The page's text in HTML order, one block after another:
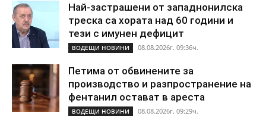
Най-застрашени от западнонилска
треска са хората над 60 години и
тези с имунен дефицит
ВОДЕЩИ НОВИНИ 08.08.2026г. 09:36ч.
Петима от обвинените за
производство и разпространение на
фентанил остават в ареста
ВОДЕЩИ НОВИНИ 08.08.2026г. 09:29ч.